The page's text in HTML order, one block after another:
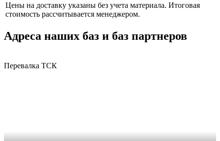
Цены на доставку указаны без учета материала. Итоговая
стоимость рассчитывается менеджером.
Адреса наших баз и баз партнеров
Перевалка ТСК